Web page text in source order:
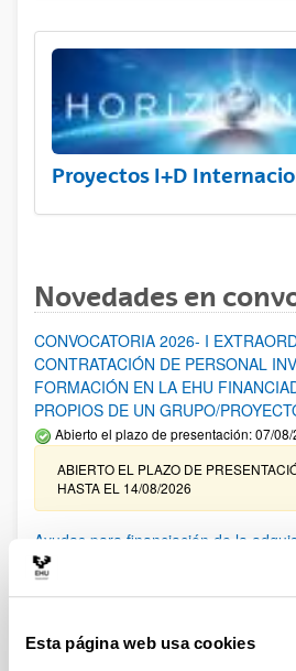
Esta página web usa cookies
Proyectos I+D
Novedades en
CONVOCATORIA 2026- I
CONTRATACIÓN DE PERSONAL
FORMACIÓN EN LA EHU
PROPIOS DE UN GRUPO/
Abierto el plazo de presentación: 07/
ABIERTO EL PLAZO DE
HASTA EL 14/08/2026
Ayudas para financiación de la
infraestructura científica y fondos
UPV/EHU 2026
25/03/2026: Corrección de errores del